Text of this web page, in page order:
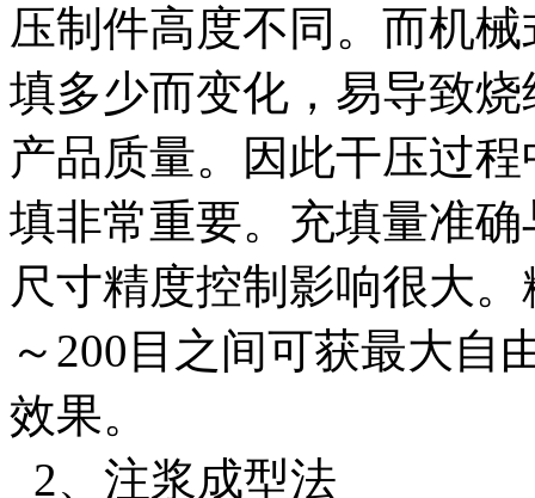
压制件高度不同。而机
填多少而变化，易导致
产品质量。因此干压过
填非常重要。充填量准
尺寸精度控制影响很大
～200目之间可获最大自
效果。
2、注浆成型法